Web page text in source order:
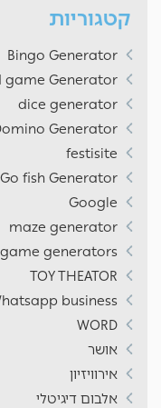
קטגוריות
Bingo Generator
game Generator
dice generator
Generator
festisite
Go fish Generator
Google
maze generator
generators
TOY THEATOR
business
WORD
אושר
אירוויזיון
אלבום דיגיטלי